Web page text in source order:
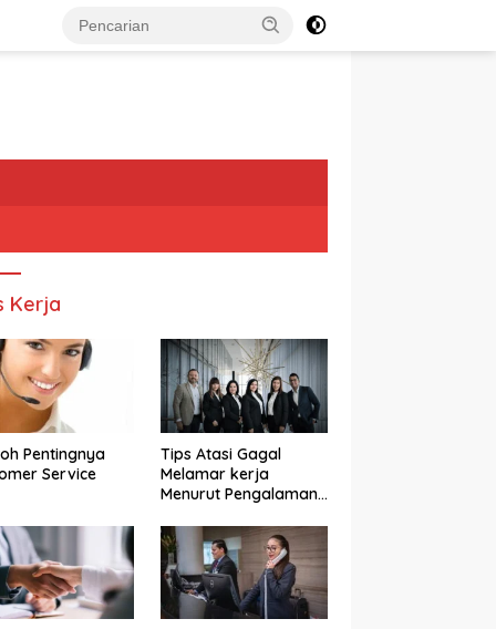
Kerja
Pentingnya
Service
Tips Atasi Gagal
Melamar kerja
Menurut Pengalaman